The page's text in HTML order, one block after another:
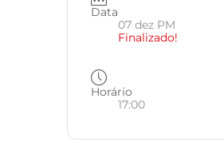
Data
07 dez PM
Finalizado!
Horário
17:00